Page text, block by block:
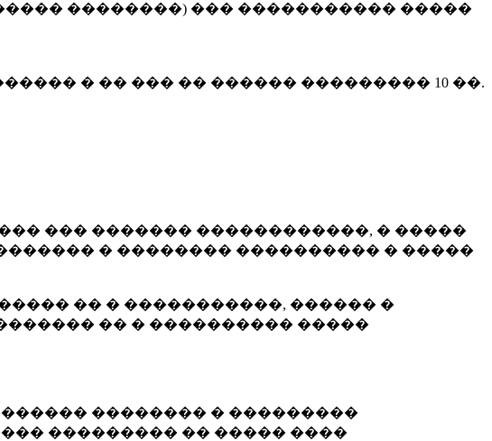
��������) ��� ����������� �����
� �� ��� �� ������ ��������� 10 ��.
��� ������� ������������, � �����
� �������� ���������� � �����
�� � �����������, ������ �
�� � ���������� �����
�������� � ���������
��������� �� ����� ����